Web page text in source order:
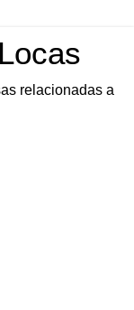
relacionadas a